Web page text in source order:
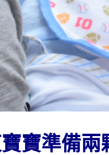
寶準備兩